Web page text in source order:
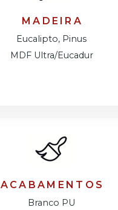
MADEIRA
Eucalipto, Pinus
MDF Ultra/Eucadur
ACABAMENTOS
Branco PU